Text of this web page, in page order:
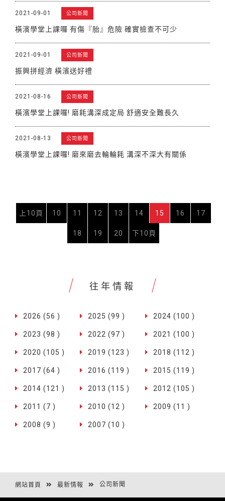
2021-09-01 公司新聞
橫濱學堂上課囉 有傷『胎』危險 確實檢查不可少
2021-09-01 公司新聞
振興拼經濟 橫濱送好禮
2021-08-16 公司新聞
橫濱學堂上課囉! 磨耗溝深成定局 舒適安全難長久
2021-08-13 公司新聞
橫濱學堂上課囉! 磨來磨去輪輪耗 溝深不深大有關係
上10頁 10 11 12 13 14 15 16 17
18 19 20 下10頁
往年情報
2026 (56 ) 2025 (99 ) 2024 (100 )
2023 (98 ) 2022 (97 ) 2021 (100 )
2020 (105 ) 2019 (123 ) 2018 (112 )
2017 (64 ) 2016 (119 ) 2015 (119 )
2014 (121 ) 2013 (115 ) 2012 (105 )
2011 (7 ) 2010 (12 ) 2009 (11 )
2008 (9 ) 2007 (10 )
網站首頁 最新情報 公司新聞